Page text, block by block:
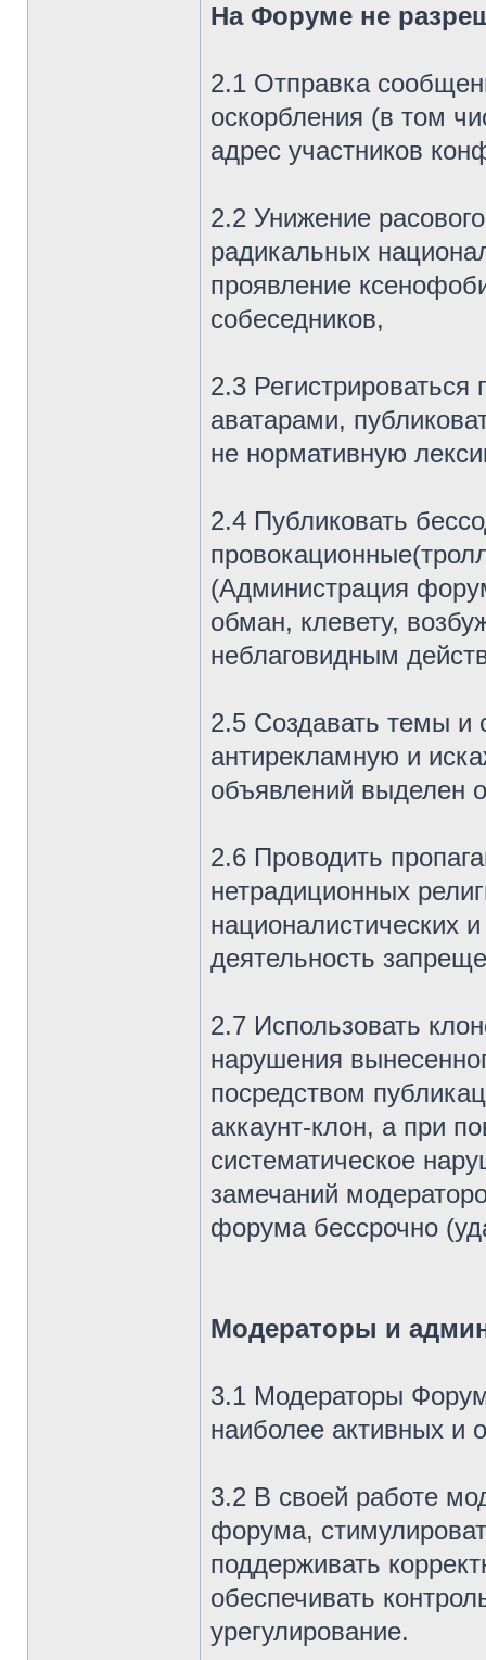
На Форуме не
2.1 Отправка
оскорбления (в том
адрес участников
2.2 Унижение
радикальных
проявление
собеседников,
2.3
аватарами,
не нормативную
2.4 Публиковать
(Администрация
обман, клевету,
неблаговидным
2.5 Создавать темы
антирекламную и
объявлений выделен
2.6 Проводить
нетрадиционных
националистических
деятельность
2.7 Использовать
нарушения
посредством
аккаунт-клон, а при
систематическое
замечаний
форума бессрочно
Модераторы и
3.1 Модераторы
наиболее активных и
3.2 В своей работе
форума,
поддерживать
обеспечивать
урегулирование.